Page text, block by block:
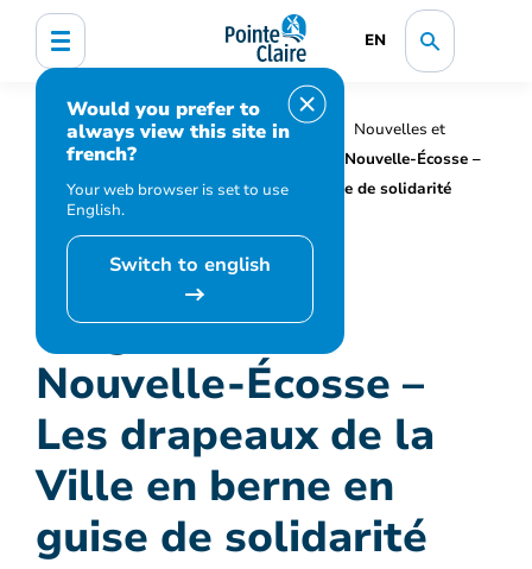
EN
Would you prefer to
always view this site in
french?
Your web browser is set to use
English.
Switch to english
Accueil Organisation municipale
Nouvelles et
médias
Actualités
Tragédie en Nouvelle-Écosse –
Les drapeaux de la Ville en berne en guise de solidarité
Tragédie en
Nouvelle-Écosse –
Les drapeaux de la
Ville en berne en
guise de solidarité